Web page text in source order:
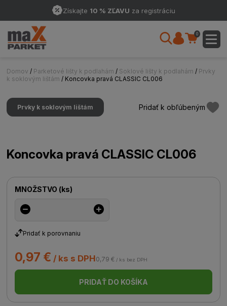
Získajte 10 % ZĽAVU za registráciu
0
Domov / Parketové lišty k podlahám / Soklové lišty k podlahám / Prvky
k soklovým lištám / Koncovka pravá CLASSIC CL006
Prvky k soklovým lištám Pridať k obľúbeným
Koncovka pravá CLASSIC CL006
MNOŽSTVO (ks)
Pridať k porovnaniu
0,97 € / ks s DPH0,79 € / ks bez DPH
PRIDAŤ DO KOŠÍKA